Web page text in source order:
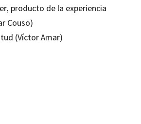
producto de la experiencia
Couso)
(Víctor Amar)